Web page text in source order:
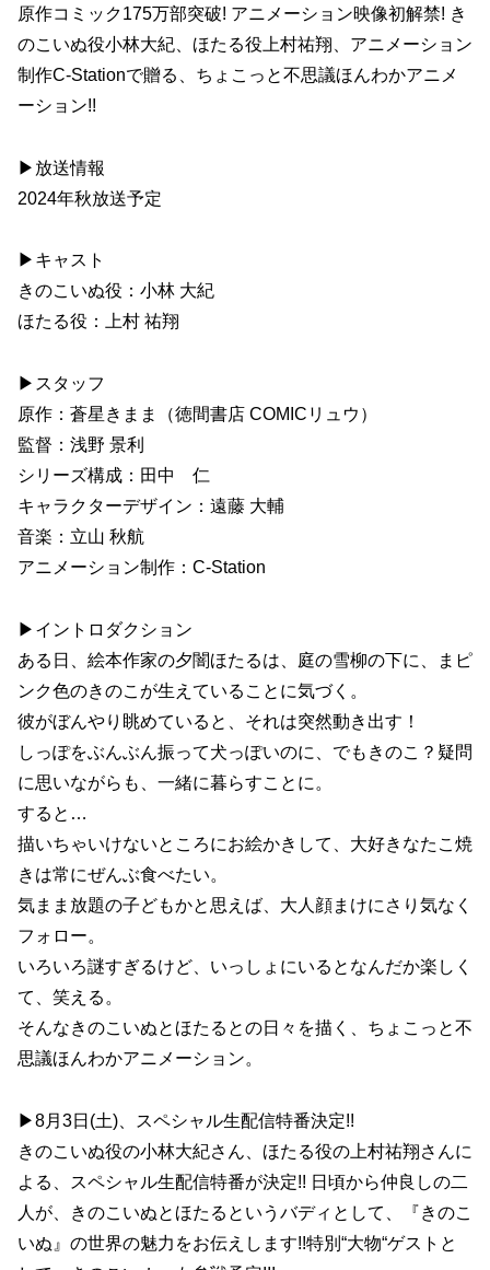
原作コミック175万部突破! アニメーション映像初解禁! き
のこいぬ役小林大紀、ほたる役上村祐翔、アニメーション
制作C-Stationで贈る、ちょこっと不思議ほんわかアニメ
ーション!!
▶放送情報
2024年秋放送予定
▶キャスト
きのこいぬ役：小林 大紀
ほたる役：上村 祐翔
▶スタッフ
原作：蒼星きまま（徳間書店 COMICリュウ）
監督：浅野 景利
シリーズ構成：田中 仁
キャラクターデザイン：遠藤 大輔
音楽：立山 秋航
アニメーション制作：C-Station
▶イントロダクション
ある日、絵本作家の夕闇ほたるは、庭の雪柳の下に、まピ
ンク色のきのこが生えていることに気づく。
彼がぼんやり眺めていると、それは突然動き出す！
しっぽをぶんぶん振って犬っぽいのに、でもきのこ？疑問
に思いながらも、一緒に暮らすことに。
すると…
描いちゃいけないところにお絵かきして、大好きなたこ焼
きは常にぜんぶ食べたい。
気まま放題の子どもかと思えば、大人顔まけにさり気なく
フォロー。
いろいろ謎すぎるけど、いっしょにいるとなんだか楽しく
て、笑える。
そんなきのこいぬとほたるとの日々を描く、ちょこっと不
思議ほんわかアニメーション。
▶8月3日(土)、スペシャル生配信特番決定!!
きのこいぬ役の小林大紀さん、ほたる役の上村祐翔さんに
よる、スペシャル生配信特番が決定!! 日頃から仲良しの二
人が、きのこいぬとほたるというバディとして、『きのこ
いぬ』の世界の魅力をお伝えします!!特別“大物“ゲストと